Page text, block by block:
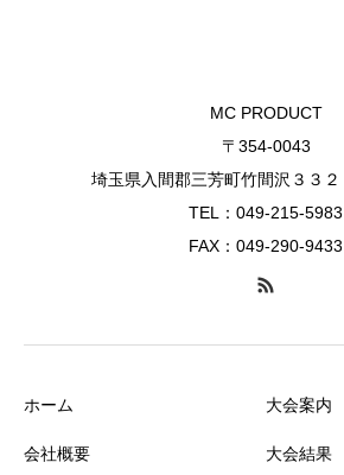
MC PRODUCT
〒354-0043
埼玉県入間郡三芳町竹間沢３３２
TEL：049-215-5983
FAX：049-290-9433
ホーム
会社概要
大会案内
大会結果